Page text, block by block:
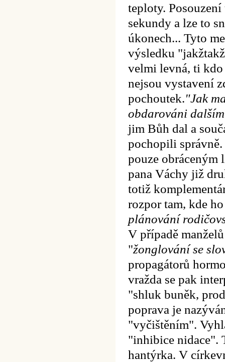
teploty.
sekundy a lze to
úkonech... Tyto
výsledku
velmi levná, ti
nejsou vystavení
pochoutek."Jak
obdarováni
jim Bůh dal a
pochopili správně.
pouze obráceným
pana Váchy již
totiž
rozpor tam, kde
plánování
V případě
"žonglování se
propagátorů
vražda se pak
"shluk buněk,
poprava je
"vyčištěním".
"inhibice nidace".
hantýrka. V